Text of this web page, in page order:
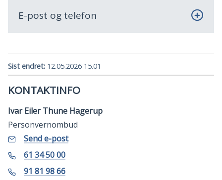
E-post og telefon
Sist endret 12.05.2026 15.01
KONTAKTINFO
Ivar Eiler Thune Hagerup
Personvernombud
E-
post
Send e-posttil
Ivar
Telefon
61 34 50 00
Mobil
91 81 98 66